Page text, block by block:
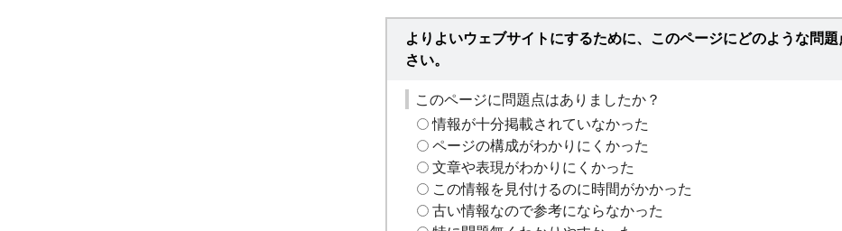
よりよいウェブサイトにするために、このページにどのような問
さい。
このページに問題点はありましたか？
情報が十分掲載されていなかった
ページの構成がわかりにくかった
文章や表現がわかりにくかった
この情報を見付けるのに時間がかかった
古い情報なので参考にならなかった